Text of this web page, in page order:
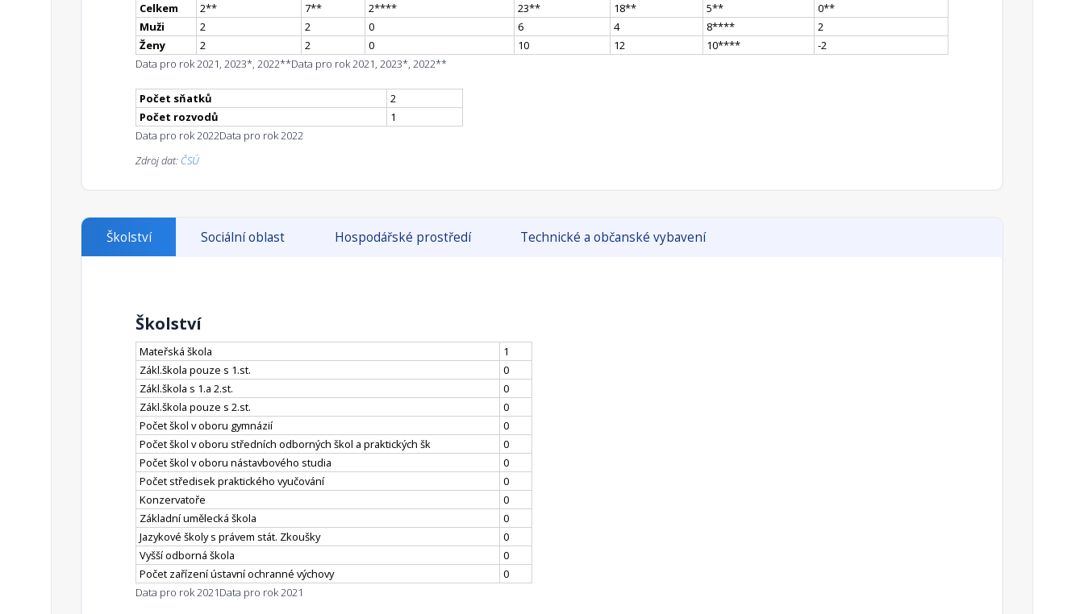
Celkem
2** 7** 2**** 23** 18** 5** 0**
Muži
2 2 0 6 4 8****
2
Ženy
2 2 0 10 12 10****
-2
Data pro rok 2021, 2023*, 2022**Data pro rok 2021, 2023*, 2022**
Počet sňatků
2
Počet rozvodů
1
Data pro rok 2022Data pro rok 2022
Zdroj dat: ČSÚ
Školství Sociální oblast Hospodářské prostředí Technické a občanské vybavení
Školství
Mateřská škola
1
Zákl.škola pouze s 1.st.
0
Zákl.škola s 1.a 2.st.
0
Zákl.škola pouze s 2.st.
0
Počet škol v oboru gymnázií
0
Počet škol v oboru středních odborných škol a praktických šk
0
Počet škol v oboru nástavbového studia
0
Počet středisek praktického vyučování
0
Konzervatoře
0
Základní umělecká škola
0
Jazykové školy s právem stát. Zkoušky
0
Vyšší odborná škola
0
Počet zařízení ústavní ochranné výchovy
0
Data pro rok 2021Data pro rok 2021